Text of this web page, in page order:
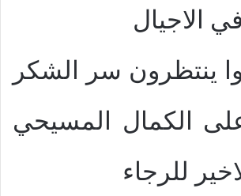
الاجيال
ينتظرون سر الشكر
الكمال المسيحي
للرجاء